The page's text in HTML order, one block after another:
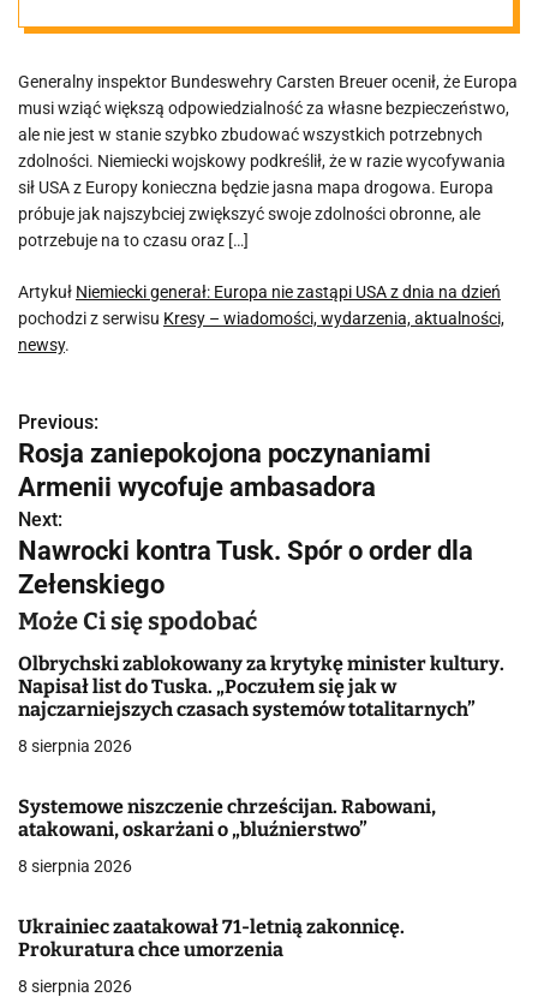
Generalny inspektor Bundeswehry Carsten Breuer ocenił, że Europa
musi wziąć większą odpowiedzialność za własne bezpieczeństwo,
ale nie jest w stanie szybko zbudować wszystkich potrzebnych
zdolności. Niemiecki wojskowy podkreślił, że w razie wycofywania
sił USA z Europy konieczna będzie jasna mapa drogowa. Europa
próbuje jak najszybciej zwiększyć swoje zdolności obronne, ale
potrzebuje na to czasu oraz […]
Artykuł Niemiecki generał: Europa nie zastąpi USA z dnia na dzień
pochodzi z serwisu Kresy – wiadomości, wydarzenia, aktualności,
newsy.
N
a
w
i
g
a
c
j
a
w
i
s
Previous:
Rosja zaniepokojona poczynaniami
Armenii wycofuje ambasadora
Next:
Nawrocki kontra Tusk. Spór o order dla
Zełenskiego
Może Ci się spodobać
Olbrychski zablokowany za krytykę minister kultury.
Napisał list do Tuska. „Poczułem się jak w
najczarniejszych czasach systemów totalitarnych”
8 sierpnia 2026
Systemowe niszczenie chrześcijan. Rabowani,
atakowani, oskarżani o „bluźnierstwo”
8 sierpnia 2026
Ukrainiec zaatakował 71-letnią zakonnicę.
Prokuratura chce umorzenia
8 sierpnia 2026